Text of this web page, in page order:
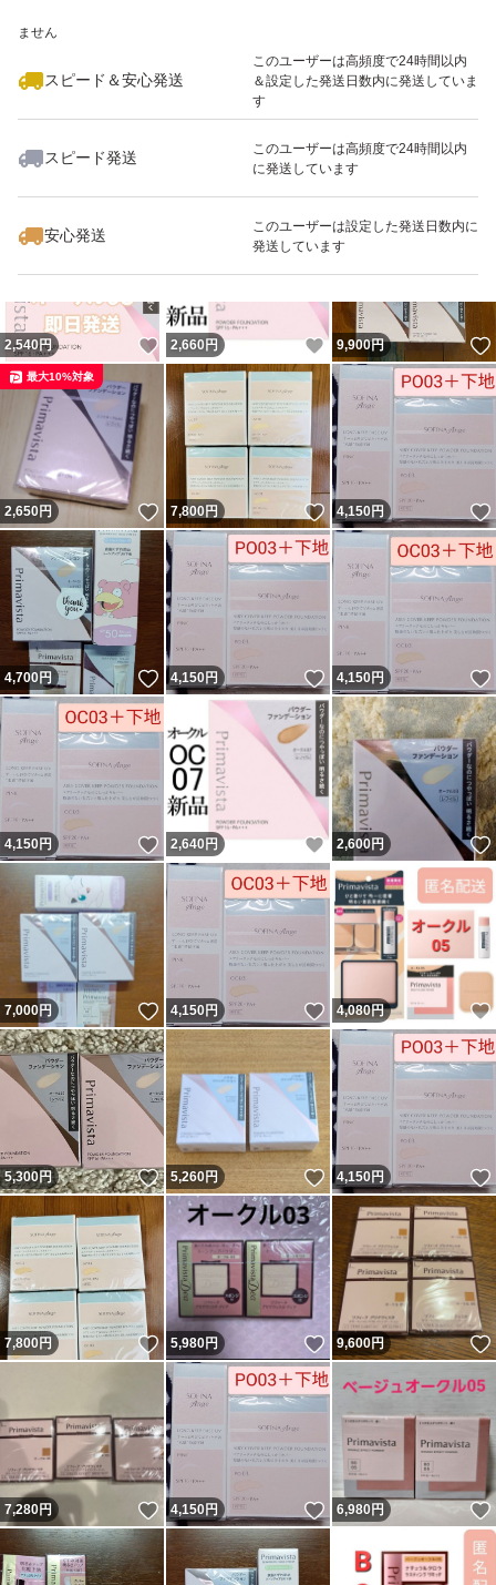
ません
スピード＆安心発送
このユーザーは高頻度で24時間以内
＆設定した発送日数内に発送していま
す
スピード発送
このユーザーは高頻度で24時間以内
に発送しています
安心発送
このユーザーは設定した発送日数内に
発送しています
いいね！
7,520
2,540円 いいね！
2,660 円 いいね！
9,900円
2,650円 いいね！
最大10%対象
7,800円 いいね！
4,150円
4,700円 いいね！
4,150円 いいね！
4,150円
4,150円 いいね！
2,640 円 いいね！
2,600円
7,000円 いいね！
4,150円 いいね！
4,080円
5,300円 いいね！
5,260円 いいね！
4,150円
7,800円 いいね！
5,980円 いいね！
9,600円
7,280円 いいね！
4,150円 いいね！
6,980円